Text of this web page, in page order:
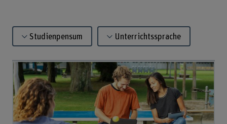
Studienpensum Unterrichtssprache